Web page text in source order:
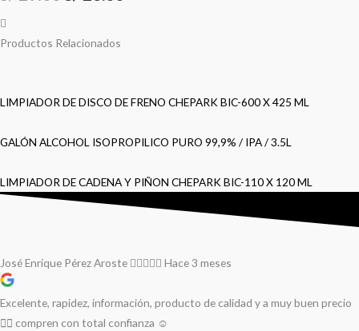
Productos Relacionados
LIMPIADOR DE DISCO DE FRENO CHEPARK BIC-600 X 425 ML
GALÓN ALCOHOL ISOPROPILICO PURO 99,9% / IPA / 3.5L
LIMPIADOR DE CADENA Y PIÑON CHEPARK BIC-110 X 120 ML
José Enrique Pérez Aroste Hace 3 meses
Excelente, rapidez, información, producto de calidad y a muy buen precio
👌🏻 compren con total confianza ☺️